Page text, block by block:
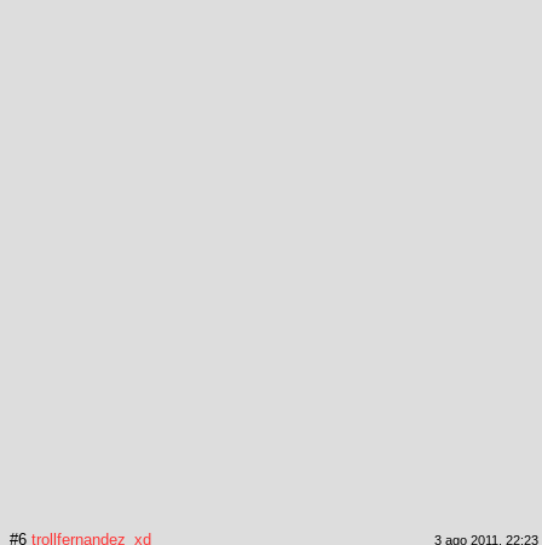
#6 trollfernandez_xd 3 ago 2011, 22:23